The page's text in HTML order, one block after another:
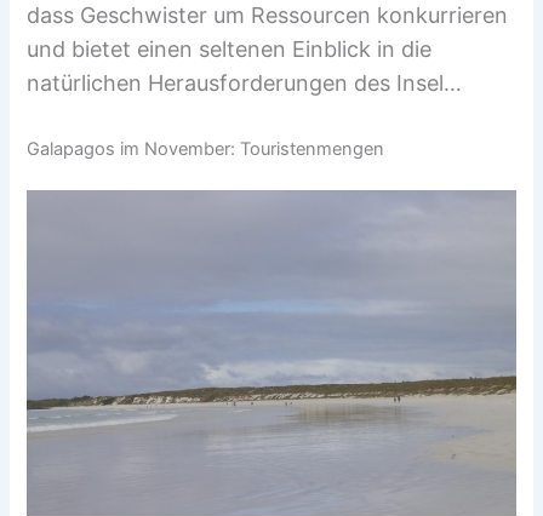
dass Geschwister um Ressourcen konkurrieren
und bietet einen seltenen Einblick in die
natürlichen Herausforderungen des Insel…
Galapagos im November: Touristenmengen